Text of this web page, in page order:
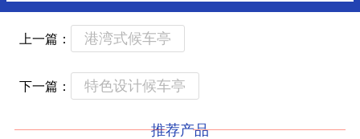
上一篇： 港湾式候车亭
下一篇： 特色设计候车亭
推荐产品